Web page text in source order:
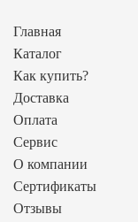
Главная
Каталог
Как купить?
Доставка
Оплата
Сервис
О компании
Сертификаты
Отзывы